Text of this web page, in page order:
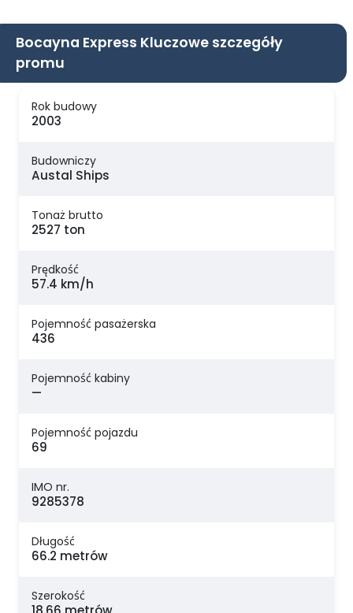
Bocayna Express Kluczowe szczegóły
promu
Rok budowy
2003
Budowniczy
Austal Ships
Tonaż brutto
2527 ton
Prędkość
57.4 km/h
Pojemność pasażerska
436
Pojemność kabiny
—
Pojemność pojazdu
69
IMO nr.
9285378
Długość
66.2 metrów
Szerokość